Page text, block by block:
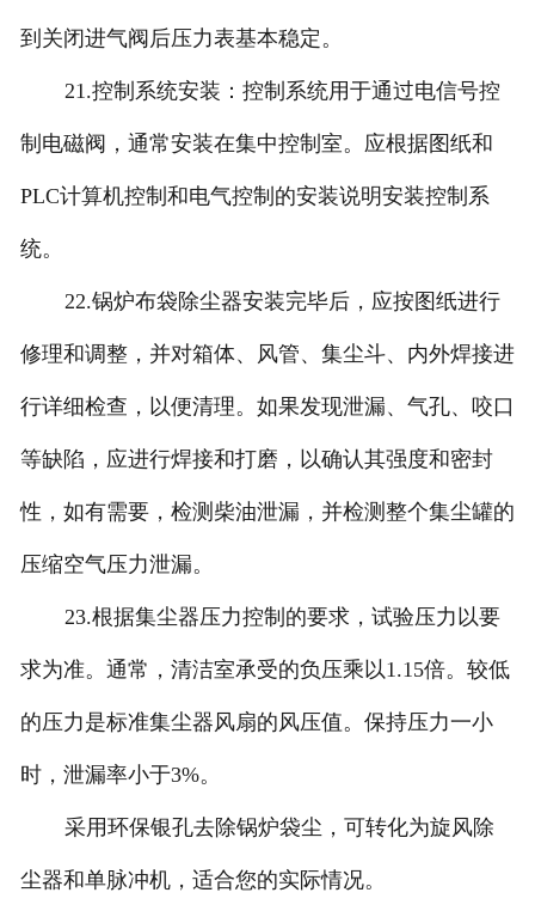
到关闭进气阀后压力表基本稳定。
21.控制系统安装：控制系统用于通过电信号控
制电磁阀，通常安装在集中控制室。应根据图纸和
PLC计算机控制和电气控制的安装说明安装控制系
统。
22.锅炉布袋除尘器安装完毕后，应按图纸进行
修理和调整，并对箱体、风管、集尘斗、内外焊接进
行详细检查，以便清理。如果发现泄漏、气孔、咬口
等缺陷，应进行焊接和打磨，以确认其强度和密封
性，如有需要，检测柴油泄漏，并检测整个集尘罐的
压缩空气压力泄漏。
23.根据集尘器压力控制的要求，试验压力以要
求为准。通常，清洁室承受的负压乘以1.15倍。较低
的压力是标准集尘器风扇的风压值。保持压力一小
时，泄漏率小于3%。
采用环保银孔去除锅炉袋尘，可转化为旋风除
尘器和单脉冲机，适合您的实际情况。